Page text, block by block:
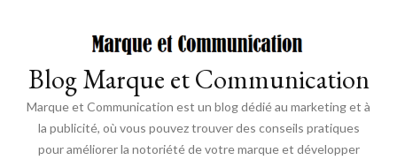
Blog Marque et Communication
Marque et Communication est un blog dédié au marketing et à
la publicité, où vous pouvez trouver des conseils pratiques
pour améliorer la notoriété de votre marque et développer